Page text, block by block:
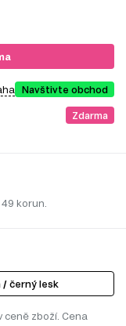
Navštivte obchod
Zdarma
korun.
/ černý lesk
ceně zboží. Cena